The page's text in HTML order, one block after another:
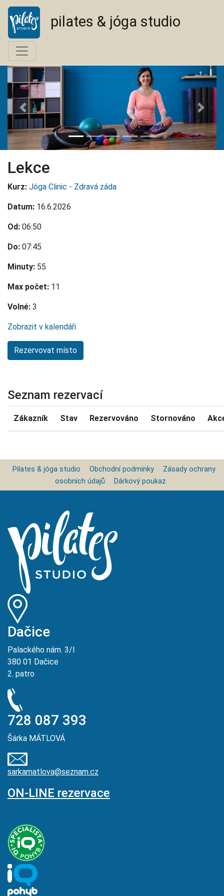
pilates & jóga studio
<-- -->
Lekce
Kurz: Jóga Clinic - Zdravá záda
Datum: 16.6.2026
Od: 06:50
Do: 07:45
Minuty: 55
Max počet: 11
Volné: 3
Zobrazit v kalendáři
Seznam rezervací
Zákazník Stav Rezervováno Stornováno
Pilates & jóga studio Obchodní podmínky
Zásady ochrany
osobních údajů
Dárkový poukaz
Dačice
Palackého nám. 3/I
380 01 Dačice
2. patro
728 087 393
Šárka MÁTLOVÁ
sarkamatlova@seznam.cz
ON-LINE rezervace